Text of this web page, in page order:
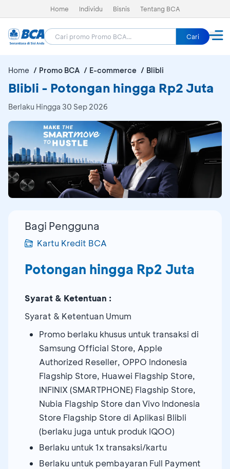
Home Individu Bisnis Tentang BCA
Cari
Home Promo BCA E-commerce Blibli
Blibli - Potongan hingga Rp2 Juta
Berlaku Hingga 30 Sep 2026
Bagi Pengguna
Kartu Kredit BCA
Potongan hingga Rp2 Juta
Syarat & Ketentuan :
Syarat & Ketentuan Umum
Promo berlaku khusus untuk transaksi di
Samsung Official Store, Apple
Authorized Reseller, OPPO Indonesia
Flagship Store, Huawei Flagship Store,
INFINIX (SMARTPHONE) Flagship Store,
Nubia Flagship Store dan Vivo Indonesia
Store Flagship Store di Aplikasi Blibli
(berlaku juga untuk produk IQOO)
Berlaku untuk 1x transaksi/kartu
Berlaku untuk pembayaran Full Payment